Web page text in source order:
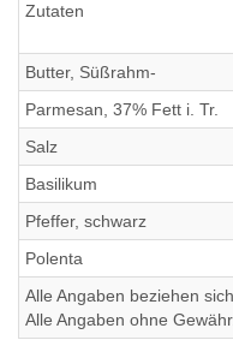
Zutaten
Butter, Süßrahm-
Parmesan, 37% Fett i. Tr.
Salz
Basilikum
Pfeffer, schwarz
Polenta
Alle Angaben beziehen
Alle Angaben ohne Gewähr.